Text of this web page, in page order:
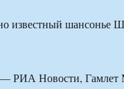
РИА Новости, Гамлет